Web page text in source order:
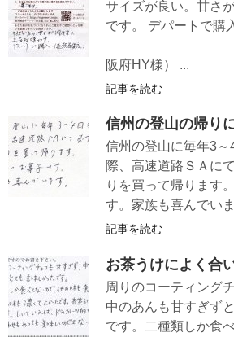
サイズが良い。甘さ
です。 デパートで購
（
阪府HY様） ...
記事を読む
信州の登山の帰り
信州の登山に毎年3
際、高速道路ＳＡに
りを買って帰ります
す。家族も喜んでい
記事を読む
お茶うけによく合
周りのコーティング
中のあんも甘すぎず
です。二種類しか食